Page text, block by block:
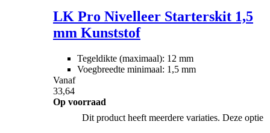
LK Pro Nivelleer Starterskit 1,5
mm Kunststof
Tegeldikte (maximaal): 12 mm
Voegbreedte minimaal: 1,5 mm
Vanaf
33,64
Op voorraad
Dit product heeft meerdere variaties. Deze optie